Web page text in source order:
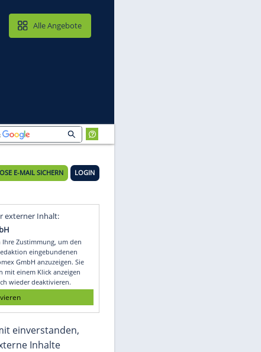
MAIL & CLOUD
KOSTENLOSE E-MAIL SICHERN
Empfohlener externer Inhalt:
Glomex GmbH
Wir benötigen Ihre Zustimmung, um den
von unserer Redaktion eingebundenen
Inhalt von Glomex GmbH anzuzeigen. Sie
können diesen mit einem Klick anzeigen